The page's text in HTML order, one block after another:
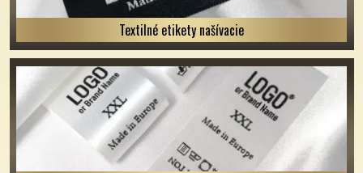
Textilné etikety našívacie